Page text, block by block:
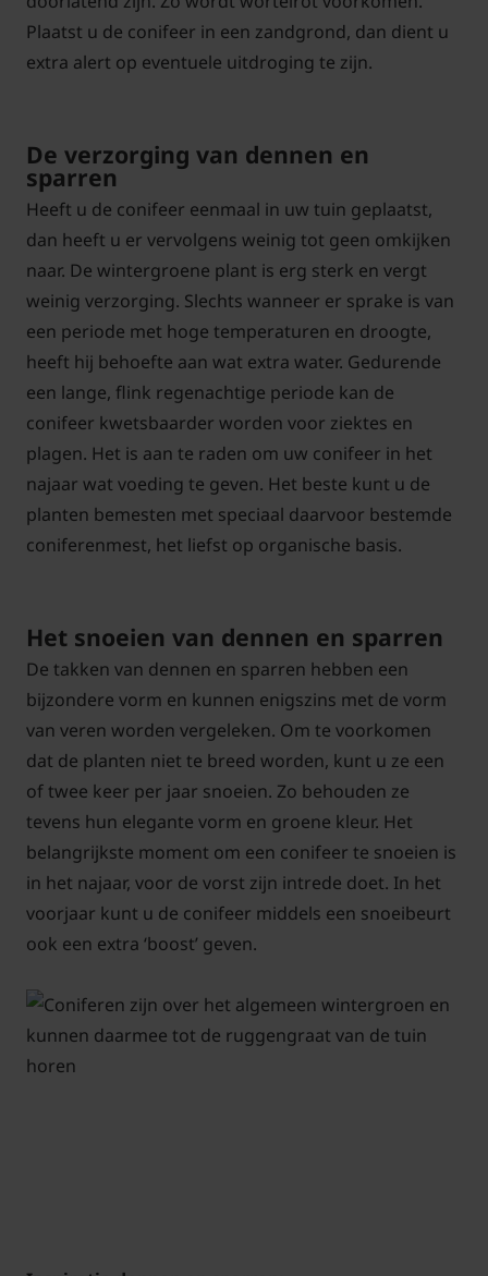
Plaatst u de conifeer in een zandgrond, dan dient u
extra alert op eventuele uitdroging te zijn.
De verzorging van dennen en
sparren
Heeft u de conifeer eenmaal in uw tuin geplaatst,
dan heeft u er vervolgens weinig tot geen omkijken
naar. De wintergroene plant is erg sterk en vergt
weinig verzorging. Slechts wanneer er sprake is van
een periode met hoge temperaturen en droogte,
heeft hij behoefte aan wat extra water. Gedurende
een lange, flink regenachtige periode kan de
conifeer kwetsbaarder worden voor ziektes en
plagen. Het is aan te raden om uw conifeer in het
najaar wat voeding te geven. Het beste kunt u de
planten bemesten met speciaal daarvoor bestemde
coniferenmest, het liefst op organische basis.
Het snoeien van dennen en sparren
De takken van dennen en sparren hebben een
bijzondere vorm en kunnen enigszins met de vorm
van veren worden vergeleken. Om te voorkomen
dat de planten niet te breed worden, kunt u ze een
of twee keer per jaar snoeien. Zo behouden ze
tevens hun elegante vorm en groene kleur. Het
belangrijkste moment om een conifeer te snoeien is
in het najaar, voor de vorst zijn intrede doet. In het
voorjaar kunt u de conifeer middels een snoeibeurt
ook een extra ‘boost’ geven.